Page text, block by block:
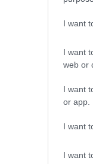
I want
I want
web or
I want
or app.
I want
I want